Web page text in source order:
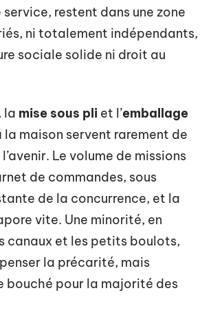
restent dans une zone
ni totalement indépendants,
sociale solide ni droit au
la mise sous pli et l’emballage
la maison servent rarement de
Le volume de missions
de commandes, sous
de la concurrence, et la
vite. Une minorité, en
canaux et les petits boulots,
la précarité, mais
bouché pour la majorité des